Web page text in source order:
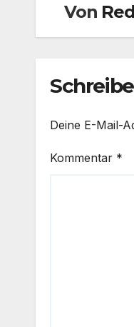
Von
Deine E-Mail-
Kommentar *